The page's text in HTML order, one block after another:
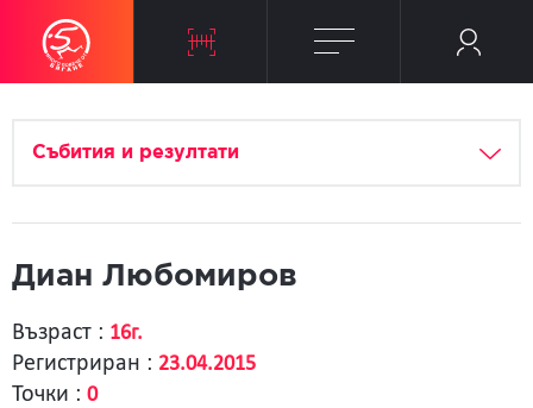
Събития и резултати
Диан Любомиров
Възраст : 16г.
Регистриран : 23.04.2015
Точки : 0